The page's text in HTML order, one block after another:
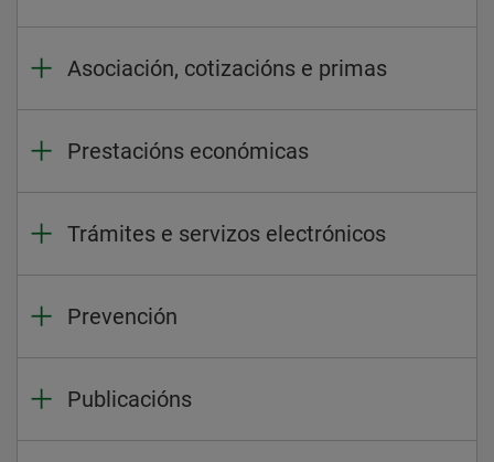
Asociación, cotizacións e primas
Prestacións económicas
Trámites e servizos electrónicos
Prevención
Publicacións